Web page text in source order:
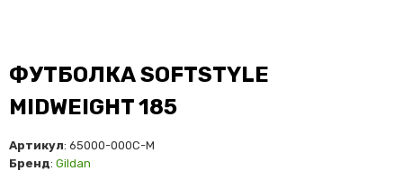
ФУТБОЛКА SOFTSTYLE
MIDWEIGHT 185
Артикул: 65000-000C-M
Бренд: Gildan